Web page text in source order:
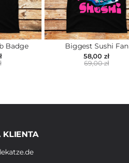
Badge Biggest Sushi Fan
58,00 zł
69,00 zł
KLIENTA